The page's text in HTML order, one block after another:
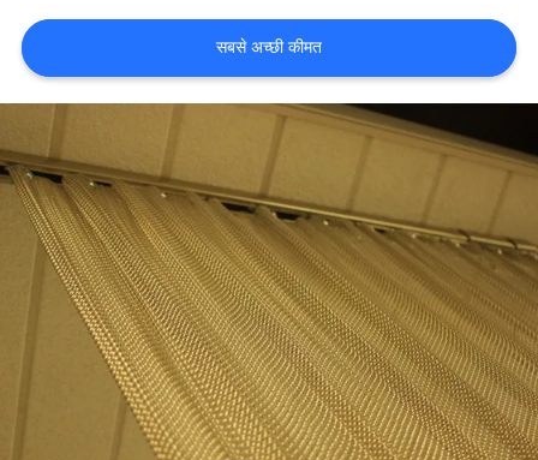
संपर्क
करें
समाचार
मामले
साइटमैप
PRIVACY
POLICY
सबसे अच्छी कीमत